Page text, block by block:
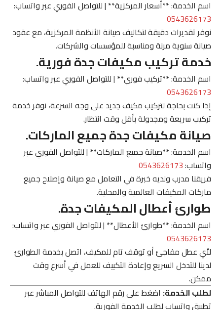
اسم الخدمة: **أسعار المركزية** | للتواصل الفوري عبر واتساب:
0543626173
نوفر تقديرات دقيقة لتكاليف صيانة الأنظمة المركزية، مع عقود
صيانة سنوية مرنة ومناسبة للمؤسسات والشركات.
خدمة تركيب مكيفات جدة فورية.
اسم الخدمة: **تركيب فوري** | للتواصل الفوري عبر واتساب:
0543626173
إذا كنت بحاجة لتركيب مكيف جديد على وجه السرعة، نوفر خدمة
تركيب سريعة ومجدولة بأقل وقت انتظار.
صيانة مكيفات جدة جميع الماركات.
اسم الخدمة: **صيانة جميع الماركات** | للتواصل الفوري عبر
واتساب:0543626173
فريقنا مدرب ولديه خبرة في التعامل مع صيانة وإصلاح جميع
ماركات المكيفات العالمية والمحلية.
طوارئ أعطال المكيفات جدة.
اسم الخدمة: **طوارئ الأعطال** | للتواصل الفوري عبر واتساب:
0543626173
لأي عطل مفاجئ أو توقف تام للمكيف، اتصل بخدمة الطوارئ
لدينا للتدخل السريع وإعادة التكييف للعمل في أسرع وقت
ممكن.
لطلب الخدمة: اضغط على رقم الهاتف للتواصل المباشر عبر
تطبيق واتساب لطلب الخدمة الفورية.